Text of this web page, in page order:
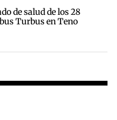
de salud de los 28
Turbus en Teno